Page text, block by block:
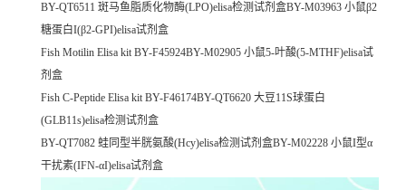
BY-QT6511 斑马鱼脂质化物酶(LPO)elisa检测试剂盒BY-M03963 小鼠β2
糖蛋白I(β2-GPI)elisa试剂盒
Fish Motilin Elisa kit BY-F45924BY-M02905 小鼠5-叶酸(5-MTHF)elisa试
剂盒
Fish C-Peptide Elisa kit BY-F46174BY-QT6620 大豆11S球蛋白
(GLB11s)elisa检测试剂盒
BY-QT7082 蛙同型半胱氨酸(Hcy)elisa检测试剂盒BY-M02228 小鼠I型α
干扰素(IFN-αI)elisa试剂盒